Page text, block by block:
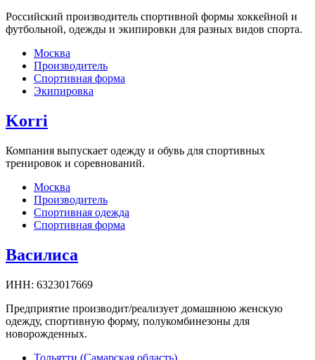
Российский производитель спортивной формы хоккейной и
футбольной, одежды и экипировки для разных видов спорта.
Москва
Производитель
Спортивная форма
Экипировка
Korri
Компания выпускает одежду и обувь для спортивных
тренировок и соревнований.
Москва
Производитель
Спортивная одежда
Спортивная форма
Василиса
ИНН: 6323017669
Предприятие производит/реализует домашнюю женскую
одежду, спортивную форму, полукомбинезоны для
новорожденных.
Тольятти (Самарская область)